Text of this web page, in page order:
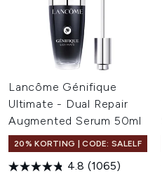
Lancôme Génifique
Ultimate - Dual Repair
Augmented Serum 50ml
20% KORTING | CODE: SALELF
4.8 (1065)